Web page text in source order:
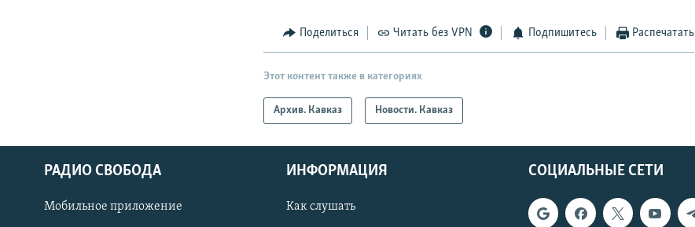
СОЦИАЛЬНЫЕ СЕТИ
Поделиться Читать без VPN Подпишитесь Распечатать
Этот контент также в категориях
Архив. Кавказ Новости. Кавказ
СОЦИАЛЬНЫЕ СЕТИ
РАДИО СВОБОДА
Мобильное приложение
ИНФОРМАЦИЯ
Как слушать